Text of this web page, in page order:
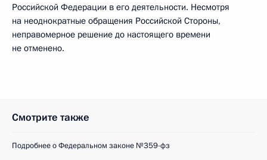
Российской Федерации в его деятельности. Несмотря
на неоднократные обращения Российской Стороны,
неправомерное решение до настоящего времени
не отменено.
Смотрите также
Подробнее о Федеральном законе №359-фз